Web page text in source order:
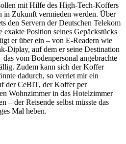
mit Hilfe des High-Tech-Koffers
in Zukunft vermieden werden. Über
den Servern der Deutschen Telekom
Position seines Gepäckstücks
er über ein – von E-Readern wie
Diplay, auf dem er seine Destination
vom Bodenpersonal angebrachte
Zudem kann sich der Koffer
dadurch, so verriet mir ein
der CeBIT, der Koffer per
Wohnzimmer in das Hotelzimmer
– der Reisende selbst müsste das
Mal heben.